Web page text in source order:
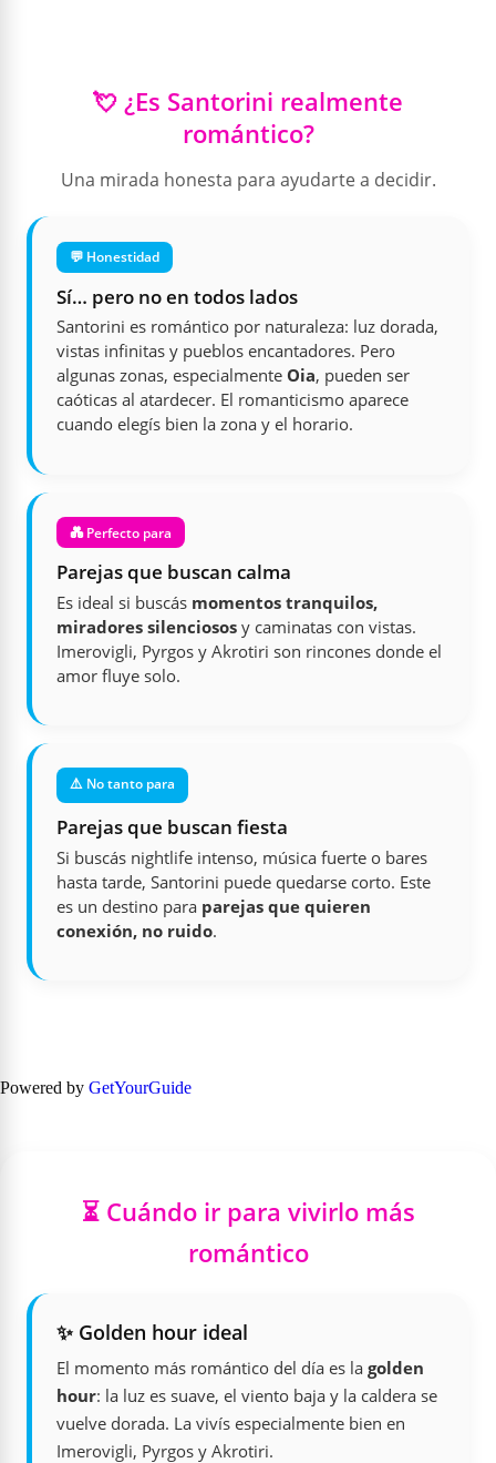
💘 ¿Es Santorini realmente
romántico?
Una mirada honesta para ayudarte a decidir.
💬 Honestidad
Sí… pero no en todos lados
Santorini es romántico por naturaleza: luz dorada,
vistas infinitas y pueblos encantadores. Pero
algunas zonas, especialmente Oia, pueden ser
caóticas al atardecer. El romanticismo aparece
cuando elegís bien la zona y el horario.
💑 Perfecto para
Parejas que buscan calma
Es ideal si buscás momentos tranquilos,
miradores silenciosos y caminatas con vistas.
Imerovigli, Pyrgos y Akrotiri son rincones donde el
amor fluye solo.
⚠️ No tanto para
Parejas que buscan fiesta
Si buscás nightlife intenso, música fuerte o bares
hasta tarde, Santorini puede quedarse corto. Este
es un destino para parejas que quieren
conexión, no ruido.
Powered by GetYourGuide
⏳ Cuándo ir para vivirlo más
romántico
✨ Golden hour ideal
El momento más romántico del día es lagolden
hour: la luz es suave, el viento baja y la caldera se
vuelve dorada. La vivís especialmente bien en
Imerovigli, Pyrgos y Akrotiri.